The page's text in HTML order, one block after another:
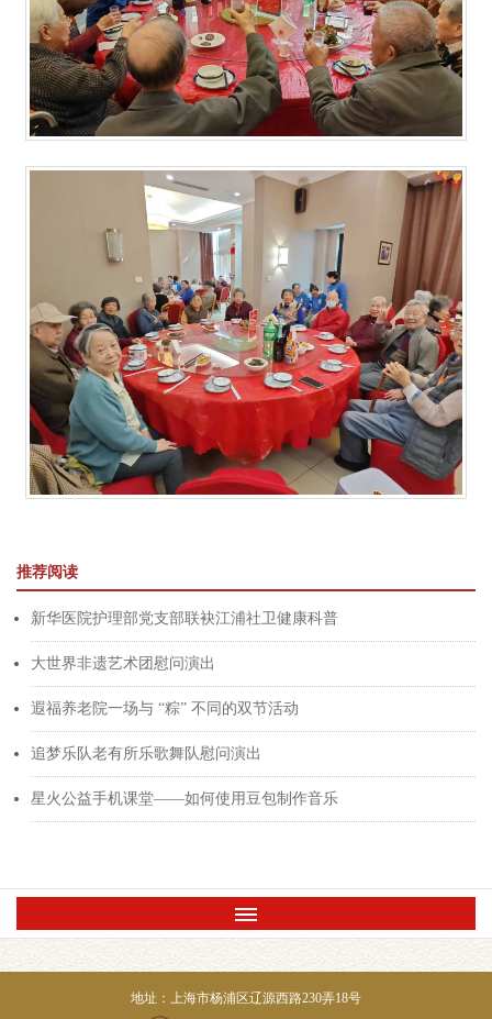
推荐阅读
新华医院护理部党支部联袂江浦社卫健康科普
大世界非遗艺术团慰问演出
遐福养老院一场与 “粽” 不同的双节活动
追梦乐队老有所乐歌舞队慰问演出
星火公益手机课堂——如何使用豆包制作音乐
地址：上海市杨浦区辽源西路230弄18号